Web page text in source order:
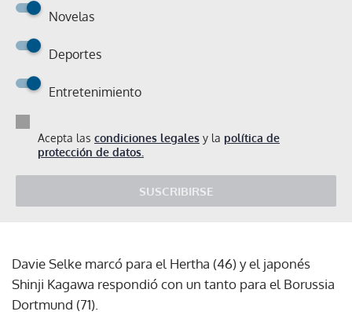
Novelas
Deportes
Entretenimiento
Acepta las condiciones legales y la política de
protección de datos.
SUSCRIBIRSE
Davie Selke marcó para el Hertha (46) y el japonés
Shinji Kagawa respondió con un tanto para el Borussia
Dortmund (71).